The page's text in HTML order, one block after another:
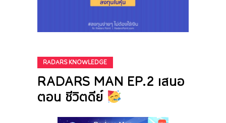
RADARS KNOWLEDGE
RADARS MAN EP.2 เสนอ
ตอน ชีวิตดีย์